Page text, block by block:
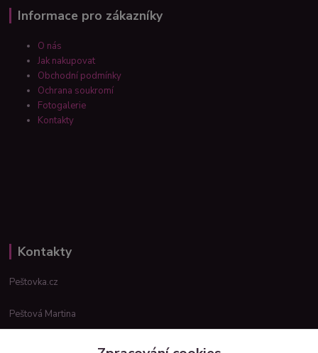
Informace pro zákazníky
O nás
Jak nakupovat
Obchodní podmínky
Ochrana soukromí
Fotogalerie
Kontakty
Kontakty
Peštovka.cz
Peštová Martina